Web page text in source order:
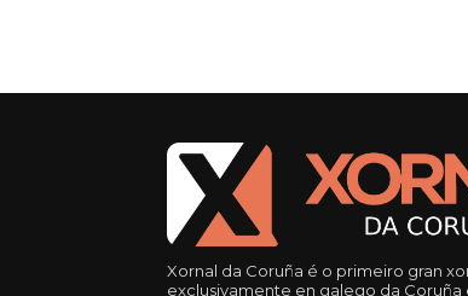
Xornal da Coruña é o primeiro gran
exclusivamente en galego da Coruña